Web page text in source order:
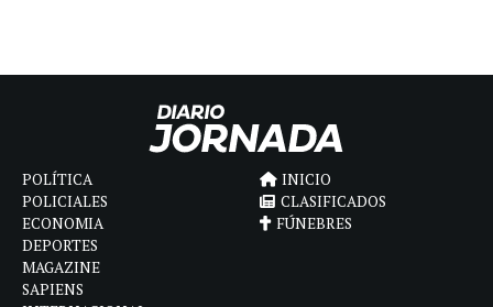
POLÍTICA
POLICIALES
ECONOMIA
DEPORTES
MAGAZINE
SAPIENS
INICIO
CLASIFICADOS
FÚNEBRES